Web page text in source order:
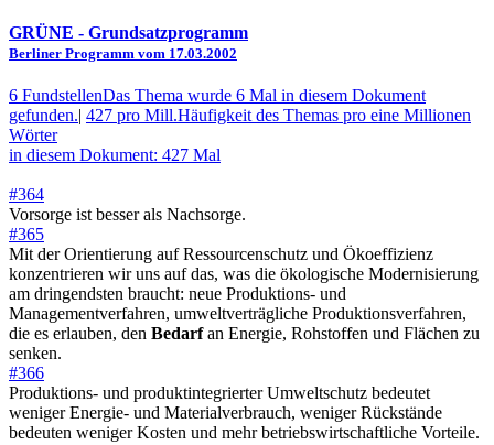
GRÜNE - Grundsatzprogramm
Berliner Programm vom 17.03.2002
6 FundstellenDas Thema wurde 6 Mal in diesem Dokument
gefunden.| 427 pro Mill.Häufigkeit des Themas pro eine Millionen
Wörter
in diesem Dokument: 427 Mal
#364
Vorsorge ist besser als Nachsorge.
#365
Mit der Orientierung auf Ressourcenschutz und Ökoeffizienz
konzentrieren wir uns auf das, was die ökologische Modernisierung
am dringendsten braucht: neue Produktions- und
Managementverfahren, umweltverträgliche Produktionsverfahren,
die es erlauben, den Bedarfan Energie, Rohstoffen und Flächen zu
senken.
#366
Produktions- und produktintegrierter Umweltschutz bedeutet
weniger Energie- und Materialverbrauch, weniger Rückstände
bedeuten weniger Kosten und mehr betriebswirtschaftliche Vorteile.